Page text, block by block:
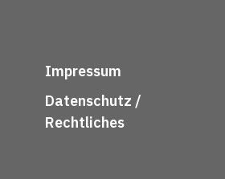
Impressum
Datenschutz /
Rechtliches